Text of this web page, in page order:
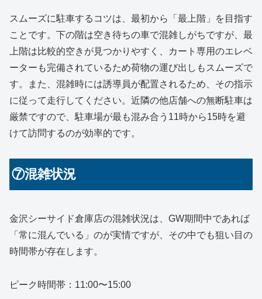
スムーズに駐車するコツは、最初から「最上階」を目指す
ことです。下の階は空き待ちの車で混雑しがちですが、最
上階は比較的空きが見つかりやすく、カート専用のエレベ
ーターも完備されているため荷物の運び出しもスムーズで
す。また、混雑時には誘導員が配置されるため、その指示
に従って走行してください。近隣の他店舗への無断駐車は
厳禁ですので、駐車場が最も混み合う11時から15時を避
けて訪問するのが効率的です。
⑦混雑状況
金沢シーサイド倉庫店の混雑状況は、GW期間中であれば
「常に混んでいる」のが実情ですが、その中でも狙い目の
時間帯が存在します。
ピーク時間帯：11:00〜15:00